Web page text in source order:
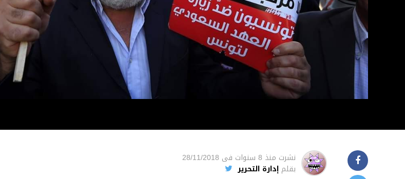
نشرت منذ 8 سنوات فى 28/11/2018
بقلم إدارة التحرير